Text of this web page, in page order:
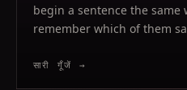
begin a sentence the same
remember which of them
सारी गूँजें →